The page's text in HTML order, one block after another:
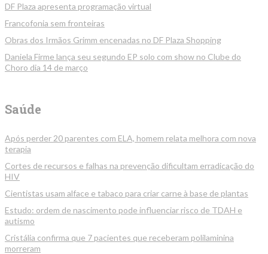
DF Plaza apresenta programação virtual
Francofonia sem fronteiras
Obras dos Irmãos Grimm encenadas no DF Plaza Shopping
Daniela Firme lança seu segundo EP solo com show no Clube do
Choro dia 14 de março
Saúde
Após perder 20 parentes com ELA, homem relata melhora com nova
terapia
Cortes de recursos e falhas na prevenção dificultam erradicação do
HIV
Cientistas usam alface e tabaco para criar carne à base de plantas
Estudo: ordem de nascimento pode influenciar risco de TDAH e
autismo
Cristália confirma que 7 pacientes que receberam polilaminina
morreram